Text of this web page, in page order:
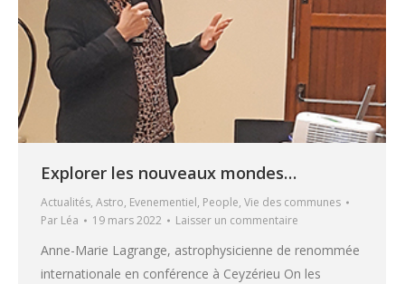
Explorer les nouveaux mondes…
Actualités, Astro, Evenementiel, People, Vie des communes
Par Léa 19 mars 2022 Laisser un commentaire
Anne-Marie Lagrange, astrophysicienne de renommée
internationale en conférence à Ceyzérieu On les